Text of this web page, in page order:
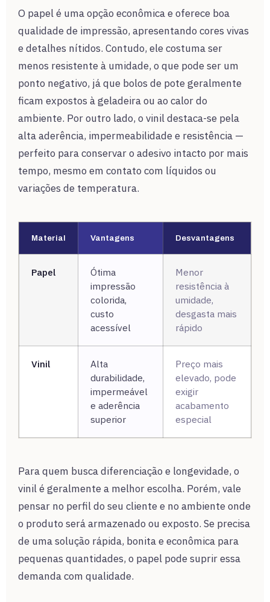
O papel é uma opção econômica e oferece boa
qualidade de impressão, apresentando cores vivas
e detalhes nítidos. Contudo, ele costuma ser
menos resistente à umidade, o que pode ser um
ponto negativo, já que bolos de pote geralmente
ficam expostos à geladeira ou ao calor do
ambiente. Por outro lado, o vinil destaca-se pela
alta aderência, impermeabilidade e resistência —
perfeito para conservar o adesivo intacto por mais
tempo, mesmo em contato com líquidos ou
variações de temperatura.
Material Vantagens Desvantagens
Papel
Ótima
impressão
colorida,
custo
acessível
Menor
resistência à
umidade,
desgasta mais
rápido
Vinil
Alta
durabilidade,
impermeável
e aderência
superior
Preço mais
elevado, pode
exigir
acabamento
especial
Para quem busca diferenciação e longevidade, o
vinil é geralmente a melhor escolha. Porém, vale
pensar no perfil do seu cliente e no ambiente onde
o produto será armazenado ou exposto. Se precisa
de uma solução rápida, bonita e econômica para
pequenas quantidades, o papel pode suprir essa
demanda com qualidade.